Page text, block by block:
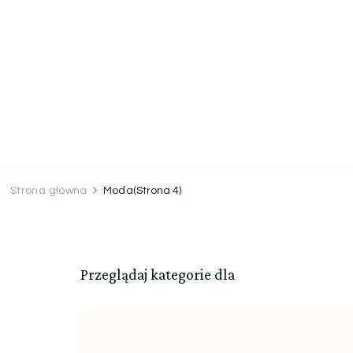
Strona główna Moda(Strona 4)
Przeglądaj kategorie dla